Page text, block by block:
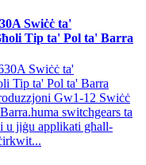
Swiċċ ta'
Tip ta' Pol ta' Barra
Gw1-12 Swiċċ
switchgears ta
u jiġu applikati għall-